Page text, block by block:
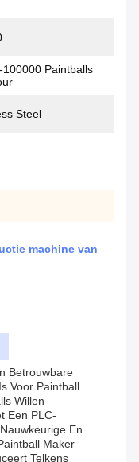
100000 Paintballs
Steel
machine van
Betrouwbare
Voor Paintball
Willen
Een PLC-
En
Maker
Telkens